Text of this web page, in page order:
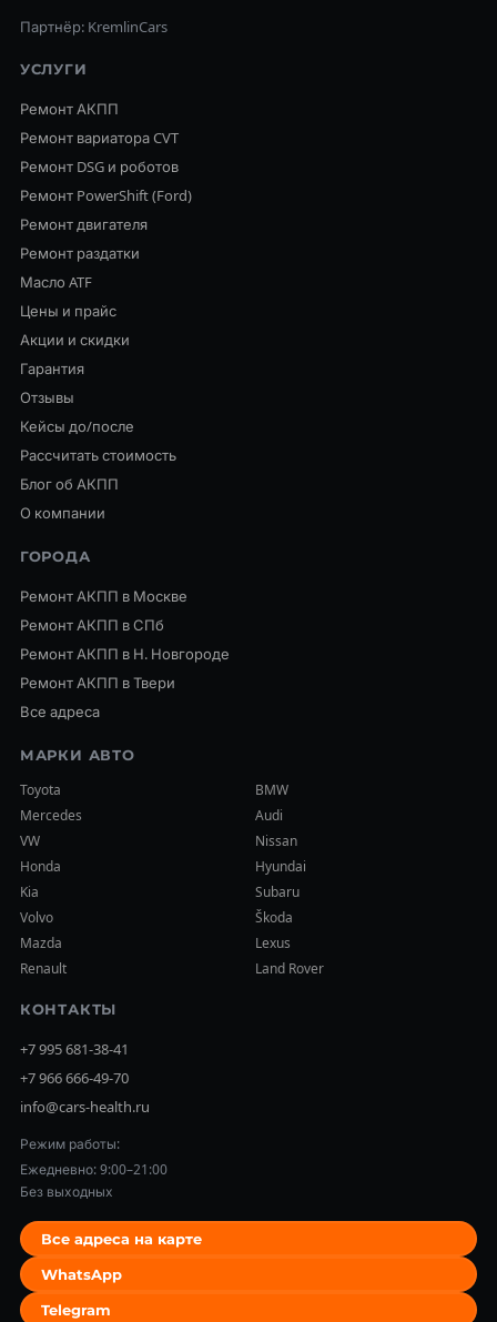
Партнёр: KremlinCars
УСЛУГИ
Ремонт АКПП
Ремонт вариатора CVT
Ремонт DSG и роботов
Ремонт PowerShift (Ford)
Ремонт двигателя
Ремонт раздатки
Масло ATF
Цены и прайс
Акции и скидки
Гарантия
Отзывы
Кейсы до/после
Рассчитать стоимость
Блог об АКПП
О компании
ГОРОДА
Ремонт АКПП в Москве
Ремонт АКПП в СПб
Ремонт АКПП в Н. Новгороде
Ремонт АКПП в Твери
Все адреса
МАРКИ АВТО
Toyota
BMW
Mercedes
Audi
VW
Nissan
Honda
Hyundai
Kia
Subaru
Volvo
Škoda
Mazda
Lexus
Renault
Land Rover
КОНТАКТЫ
+7 995 681-38-41
+7 966 666-49-70
info@cars-health.ru
Режим работы:
Ежедневно: 9:00–21:00
Без выходных
Все адреса на карте
WhatsApp
Telegram